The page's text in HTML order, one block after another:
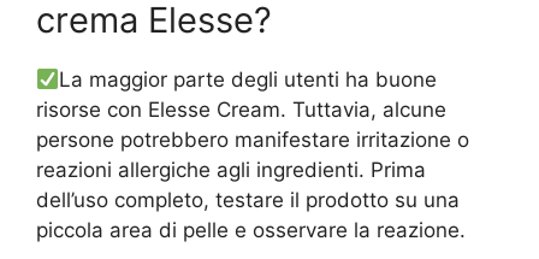
crema Elesse?
La maggior parte degli utenti ha buone
risorse con Elesse Cream. Tuttavia, alcune
persone potrebbero manifestare irritazione o
reazioni allergiche agli ingredienti. Prima
dell’uso completo, testare il prodotto su una
piccola area di pelle e osservare la reazione.